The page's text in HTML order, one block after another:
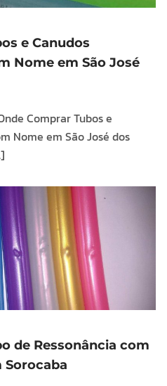
e Canudos
Nome em São José
Comprar Tubos e
Nome em São José dos
de Ressonância com
Sorocaba